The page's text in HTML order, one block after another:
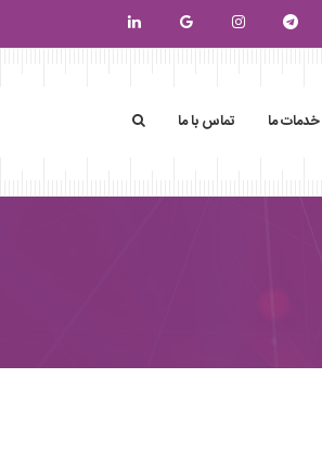
خدمات ما تماس با ما